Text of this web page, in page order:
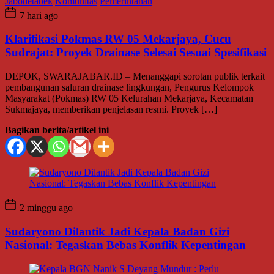
7 hari ago
Klarifikasi Pokmas RW 05 Mekarjaya, Cucu
Sudrajat: Proyek Drainase Selesai Sesuai Spesifikasi
DEPOK, SWARAJABAR.ID – Menanggapi sorotan publik terkait
pembangunan saluran drainase lingkungan, Pengurus Kelompok
Masyarakat (Pokmas) RW 05 Kelurahan Mekarjaya, Kecamatan
Sukmajaya, memberikan penjelasan resmi. Proyek […]
Bagikan berita/artikel ini
2 minggu ago
Sudaryono Dilantik Jadi Kepala Badan Gizi
Nasional: Tegaskan Bebas Konflik Kepentingan